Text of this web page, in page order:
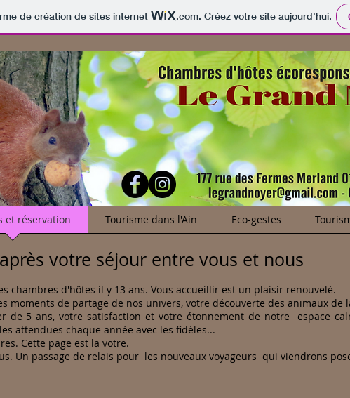
de création de sites internet .com. Créez votre site aujourd'hui.
et réservation Tourisme dans l'Ain Eco-gestes
votre séjour entre vous et nous
chambres d'hôtes il y 13 ans. Vous accueillir est un plaisir renouvelé.
moments de partage de nos univers, votre découverte des animaux de
de 5 ans, votre satisfaction et votre étonnement de notre espace
attendues chaque année avec les fidèles...
Cette page est la votre.
Un passage de relais pour les nouveaux voyageurs qui viendrons